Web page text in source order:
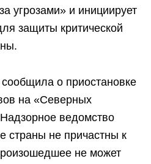
угрозами» и инициирует
защиты критической
о приостановке
на «Северных
ведомство
страны не причастны к
не может